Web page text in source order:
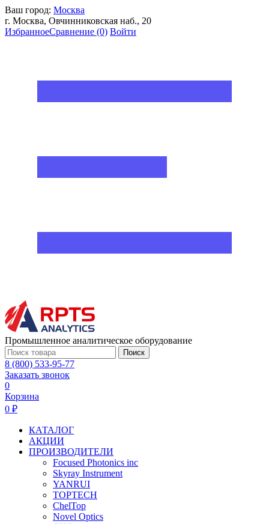
Ваш город: Москва
г. Москва, Овчинниковская наб., 20
ИзбранноеСравнение (0) Войти
Промышленное аналитическое оборудование
Поиск
8 (800) 533-95-77
Заказать звонок
0
Корзина
0 ₽
КАТАЛОГ
АКЦИИ
ПРОИЗВОДИТЕЛИ
Focused Photonics inc
Skyray Instrument
YANRUI
TOPTECH
ChelTop
Novel Optics